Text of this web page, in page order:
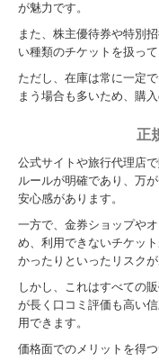
が魅力です。
また、株主優待券や特別
い種類のチケットを扱っ
ただし、在庫は常に一定
まう場合も多いため、購
正
公式サイトや旅行代理店
ルールが明確であり、万
安心感があります。
一方で、金券ショップや
め、利用できないチケッ
かったりといったリスクが
しかし、これはすべての
が長く口コミ評価も高い
用できます。
価格面でのメリットを得